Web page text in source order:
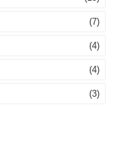
(7)
(4)
(4)
(3)